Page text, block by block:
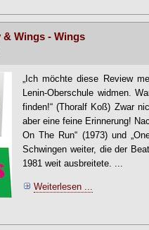
& Wings - Wings
„Ich möchte diese Review
Lenin-Oberschule widmen.
finden!“ (Thoralf Koß) Zwar
aber eine feine Erinnerung!
On The Run“ (1973) und
Schwingen weiter, die der
1981 weit ausbreitete. ...
Weiterlesen ...